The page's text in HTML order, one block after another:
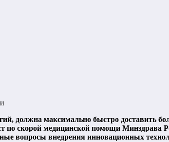
должна максимально быстро доставить
по скорой медицинской помощи
вопросы внедрения инновационных